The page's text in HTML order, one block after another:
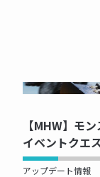
【MHW】モ
イベントクエ
アップデート情報